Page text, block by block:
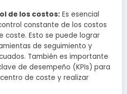
de los costos: Es esencial
constante de los costos
coste. Esto se puede lograr
de seguimiento y
También es importante
de desempeño (KPIs) para
de coste y realizar